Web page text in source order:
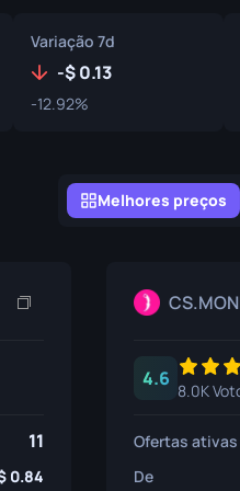
Variação 7d
- 0.13
-12.92%
Melhores preços
11
0.84
4.6
8.0K
Ofertas ativas
De